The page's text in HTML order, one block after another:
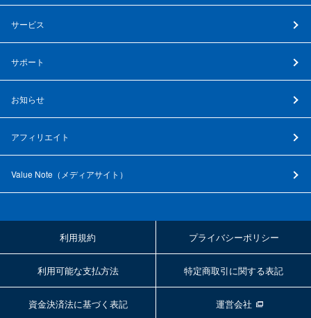
サービス
サポート
お知らせ
アフィリエイト
Value Note（ メディアサイト ）
利用規約 プライバシーポリシー
利用可能な支払方法 特定商取引に関する表記
資金決済法に基づく表記 運営会社